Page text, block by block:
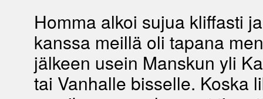
Homma alkoi sujua kliffasti
kanssa meillä oli tapana
jälkeen usein Manskun yli
tai Vanhalle bisselle. Koska